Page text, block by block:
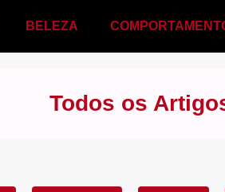
BELEZA
Todos os